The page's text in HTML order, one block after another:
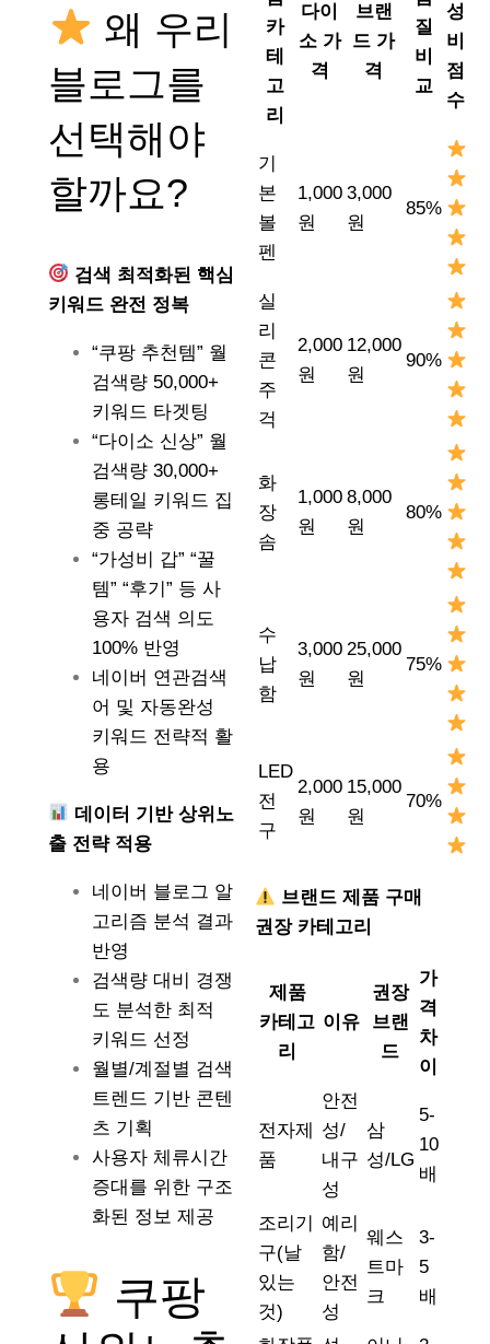
왜 우리
블로그를
선택해야
할까요?
검색 최적화된 핵심
키워드 완전 정복
“쿠팡 추천템” 월
검색량 50,000+
키워드 타겟팅
“다이소 신상” 월
검색량 30,000+
롱테일 키워드 집
중 공략
“가성비 갑” “꿀
템” “후기” 등 사
용자 검색 의도
100% 반영
네이버 연관검색
어 및 자동완성
키워드 전략적 활
용
데이터 기반 상위노
출 전략 적용
네이버 블로그 알
고리즘 분석 결과
반영
검색량 대비 경쟁
도 분석한 최적
키워드 선정
월별/계절별 검색
트렌드 기반 콘텐
츠 기획
사용자 체류시간
증대를 위한 구조
화된 정보 제공
쿠팡
카
테
고
리
다이
소 가
격
브랜
드 가
격
질
비
교
성
비
점
수
기
본
볼
펜
1,000
원
3,000
원
85%
실
리
콘
주
걱
2,000
원
12,000
원
90%
화
장
솜
1,000
원
8,000
원
80%
수
납
함
3,000
원
25,000
원
75%
LED
전
구
2,000
원
15,000
원
70%
브랜드 제품 구매
권장 카테고리
제품
카테고
리
이유
권장
브랜
드
가
격
차
이
전자제
품
안전
성/
내구
성
삼
성/LG
5-
10
배
조리기
구(날
있는
것)
예리
함/
안전
성
웨스
트마
크
3-
5
배